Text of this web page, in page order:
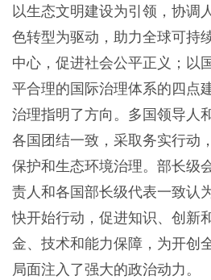
以生态文明建设为引领，协调
色转型为驱动，助力全球可持
中心，促进社会公平正义；以
平合理的国际治理体系的四点
治理指明了方向。多国领导人
各国团结一致，采取务实行动
保护和生态环境治理。部长级
责人和各国部长级代表一致认
快开始行动，促进知识、创新
金、技术和能力保障，为开创
局面注入了强大的政治动力。